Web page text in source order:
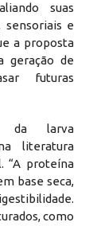
suas
sensoriais e
a proposta
geração de
futuras
da larva
literatura
“A proteína
base seca,
como